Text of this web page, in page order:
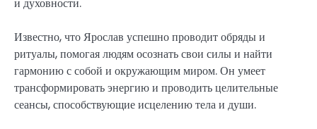
Известно, что Ярослав успешно проводит обряды и
ритуалы, помогая людям осознать свои силы и найти
гармонию с собой и окружающим миром. Он умеет
трансформировать энергию и проводить целительные
сеансы, способствующие исцелению тела и души.